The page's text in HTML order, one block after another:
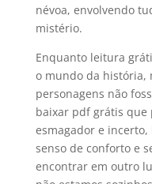
névoa, envolvendo
mistério.
Enquanto leitura
o mundo da história,
personagens não
baixar pdf grátis que
esmagador e
senso de conforto e
encontrar em outro